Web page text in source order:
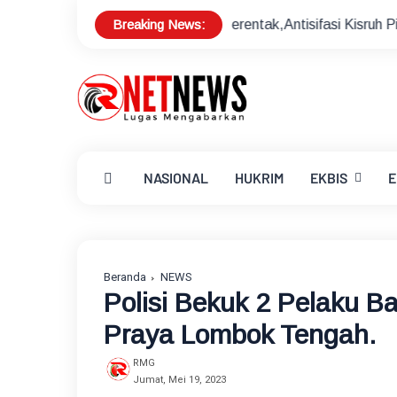
Breaking News:
Pilkades Serentak,Antisifasi Kisruh Pilkades Sekda
NASIONAL HUKRIM EKBIS
Beranda NEWS
Polisi Bekuk 2 Pelaku
Praya Lombok Tengah.
RMG
Jumat, Mei 19, 2023